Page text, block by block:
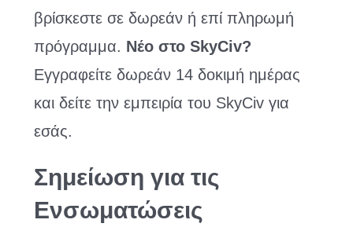
βρίσκεστε σε δωρεάν ή επί πληρωμή
πρόγραμμα. Νέο στο SkyCiv?
Εγγραφείτε δωρεάν 14 δοκιμή ημέρας
και δείτε την εμπειρία του SkyCiv για
εσάς.
Σημείωση για τις
Ενσωματώσεις